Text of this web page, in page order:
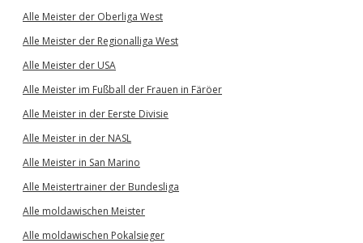
Alle Meister der Oberliga West
Alle Meister der Regionalliga West
Alle Meister der USA
Alle Meister im Fußball der Frauen in Färöer
Alle Meister in der Eerste Divisie
Alle Meister in der NASL
Alle Meister in San Marino
Alle Meistertrainer der Bundesliga
Alle moldawischen Meister
Alle moldawischen Pokalsieger